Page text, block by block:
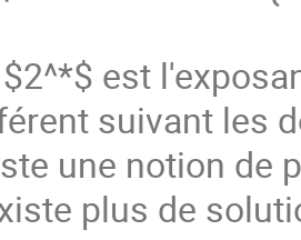
est
suivant les
une notion de
plus de